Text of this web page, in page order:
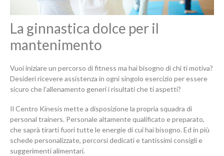
La ginnastica dolce per il
mantenimento
Vuoi iniziare un percorso di fitness ma hai bisogno di chi ti motiva?
Desideri ricevere assistenza in ogni singolo esercizio per essere
sicuro che l’allenamento generi i risultati che ti aspetti?
Il Centro Kinesis mette a disposizione la propria squadra di
personal trainers. Personale altamente qualificato e preparato,
che saprà tirarti fuori tutte le energie di cui hai bisogno. Ed in più
schede personalizzate, percorsi dedicati e tantissimi consigli e
suggerimenti alimentari.